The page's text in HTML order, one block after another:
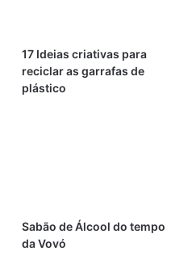
17 Ideias criativas para
reciclar as garrafas de
plástico
Sabão de Álcool do tempo
da Vovó